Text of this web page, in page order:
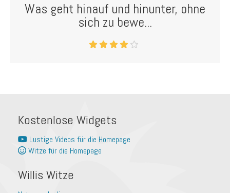
Was geht hinauf und hinunter, ohne
sich zu bewe...
Kostenlose Widgets
Lustige Videos für die Homepage
Witze für die Homepage
Willis Witze